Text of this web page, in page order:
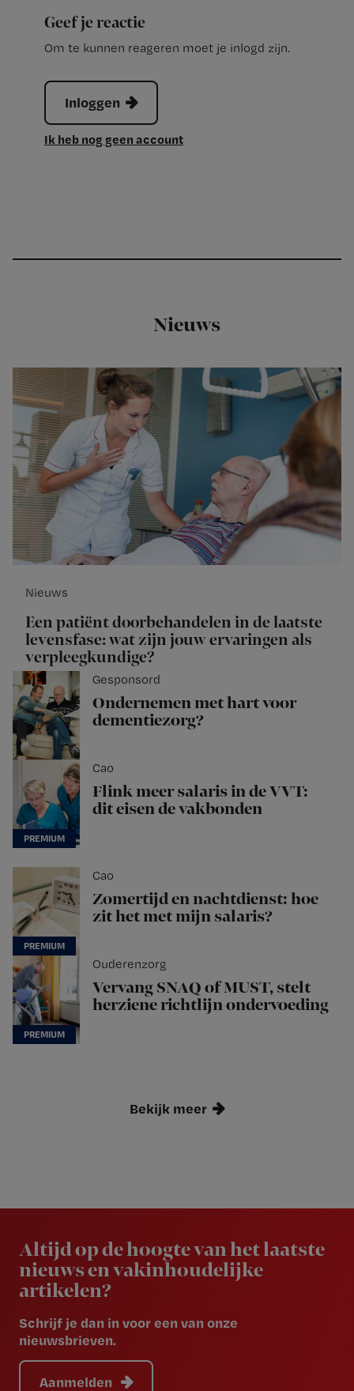
Geef je reactie
Om te kunnen reageren moet je inlogd zijn.
Inloggen
Ik heb nog geen account
Nieuws
Nieuws
Een patiënt doorbehandelen in de laatste
levensfase: wat zijn jouw ervaringen als
verpleegkundige?
Gesponsord
Ondernemen met hart voor
dementiezorg?
Cao
Flink meer salaris in de VVT:
dit eisen de vakbonden
Cao
Zomertijd en nachtdienst: hoe
zit het met mijn salaris?
Ouderenzorg
Vervang SNAQ of MUST, stelt
herziene richtlijn ondervoeding
Bekijk meer
Altijd op de hoogte van het laatste
nieuws en vakinhoudelijke
artikelen?
Schrijf je dan in voor een van onze
nieuwsbrieven.
Aanmelden